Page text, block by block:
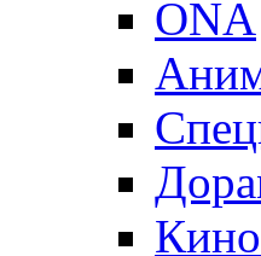
ONA